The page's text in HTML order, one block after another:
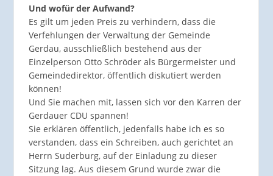
Und wofür der Aufwand?
Es gilt um jeden Preis zu verhindern, dass die
Verfehlungen der Verwaltung der Gemeinde
Gerdau, ausschließlich bestehend aus der
Einzelperson Otto Schröder als Bürgermeister und
Gemeindedirektor, öffentlich diskutiert werden
können!
Und Sie machen mit, lassen sich vor den Karren der
Gerdauer CDU spannen!
Sie erklären öffentlich, jedenfalls habe ich es so
verstanden, dass ein Schreiben, auch gerichtet an
Herrn Suderburg, auf der Einladung zu dieser
Sitzung lag. Aus diesem Grund wurde zwar die